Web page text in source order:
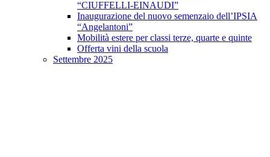
“CIUFFELLI-EINAUDI”
Inaugurazione del nuovo semenzaio dell’IPSIA
“Angelantoni”
Mobilità estere per classi terze, quarte e quinte
Offerta vini della scuola
Settembre 2025